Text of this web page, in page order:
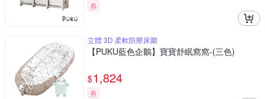
券
立體 3D 柔軟防壓床圍
【PUKU藍色企鵝】寶寶舒眠窩窩-(三色)
$1,824
券